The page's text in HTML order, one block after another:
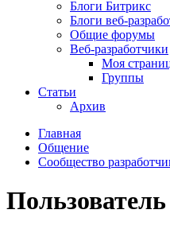
Блоги Битрикс
Блоги веб-
Общие форумы
Веб-разработчики
Моя
Группы
Статьи
Архив
Главная
Общение
Сообщество
Пользователь